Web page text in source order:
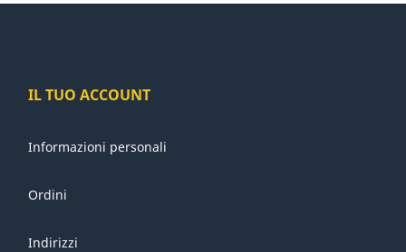
IL TUO ACCOUNT
Informazioni personali
Ordini
Indirizzi